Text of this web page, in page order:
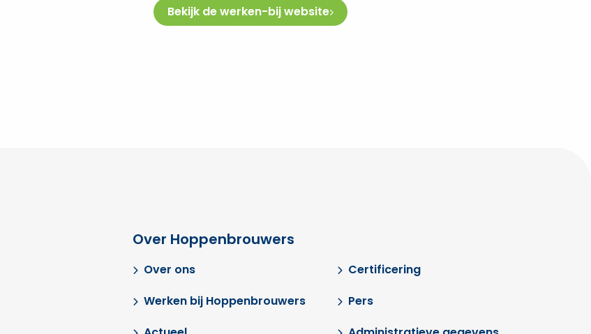
Bekijk de werken-bij website
Over Hoppenbrouwers
Over ons
Werken bij Hoppenbrouwers
Certificering
Pers